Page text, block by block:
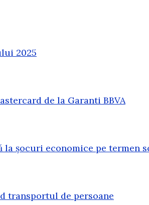
2025
de la Garanti BBVA
la șocuri economice pe termen
transportul de persoane